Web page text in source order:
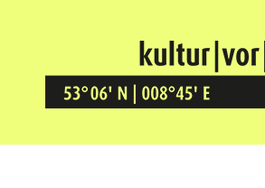
Kultur Vor Ort
BREMEN GRÖPELINGEN